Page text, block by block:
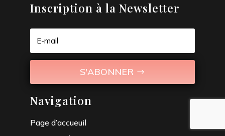
Inscription à la Newsletter
S'ABONNER
Navigation
Page d’accueuil